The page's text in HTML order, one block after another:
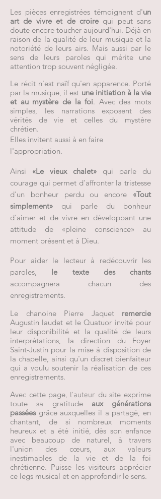
Les pièces enregistrées témoignent d'un
art de vivre et de croirequi peut sans
doute encore toucher aujourd'hui. Déjà en
raison de la qualité de leur musique et la
notoriété de leurs airs. Mais aussi par le
sens de leurs paroles qui mérite une
attention trop souvent négligée.
Le récit n'est naïf qu'en apparence. Porté
par la musique, il est une initiation à la vie
et au mystère de la foi. Avec des mots
simples, les narrations exposent des
vérités de vie et celles du mystère
chrétien.
Elles invitent aussi à en faire
l'appropriation.
Ainsi «Le vieux chalet» qui parle du
courage qui permet d'affronter la tristesse
d'un bonheur perdu ou encore «Tout
simplement» qui parle du bonheur
d'aimer et de vivre en développant une
attitude de «pleine conscience» au
moment présent et à Dieu.
Pour aider le lecteur à redécouvrir les
paroles, le texte des chants
accompagnera chacun des
enregistrements.
Le chanoine Pierre Jaquet remercie
Augustin laudet et le Quatuor invité pour
leur disponibilité et la qualité de leurs
interprétations, la direction du Foyer
Saint-Justin pour la mise à disposition de
la chapelle, ainsi qu'un discret bienfaiteur
qui a voulu soutenir la réalisation de ces
enregistrements.
Avec cette page, l'auteur du site exprime
toute sa gratitude aux générations
passéesgrâce auxquelles il a partagé, en
chantant, de si nombreux moments
heureux et a été initié, dès son enfance
avec beaucoup de naturel, à travers
l'union des cœurs, aux valeurs
inestimables de la vie et de la foi
chrétienne. Puisse les visiteurs apprécier
ce legs musical et en approfondir le sens.